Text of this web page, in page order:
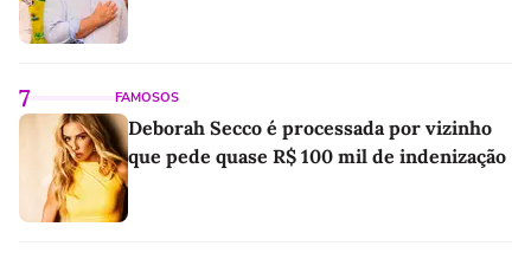
7 FAMOSOS
Deborah Secco é processada por vizinho
que pede quase R$ 100 mil de indenização